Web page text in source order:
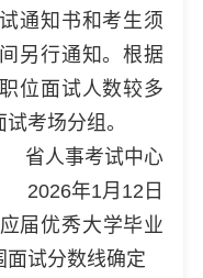
通知书和考生须
另行通知。根据
位面试人数较多
考场分组。
省人事考试中心
2026年1月12日
届优秀大学毕业
面试分数线确定